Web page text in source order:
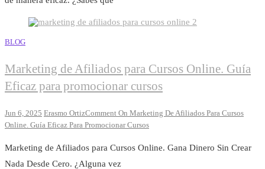
BLOG
Marketing de Afiliados para Cursos Online. Guía
Eficaz para promocionar cursos
Jun 6, 2025 Erasmo OrtizComment On Marketing De Afiliados Para Cursos
Online. Guía Eficaz Para Promocionar Cursos
Marketing de Afiliados para Cursos Online. Gana Dinero Sin Crear
Nada Desde Cero. ¿Alguna vez